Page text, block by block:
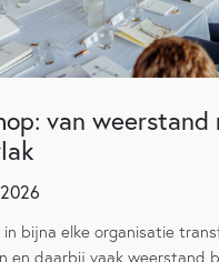
van weerstand
in bijna elke organisatie
en daarbij vaak weerstand